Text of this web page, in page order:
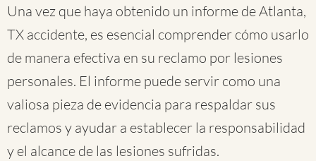
Una vez que haya obtenido un informe de Atlanta,
TX accidente, es esencial comprender cómo usarlo
de manera efectiva en su reclamo por lesiones
personales. El informe puede servir como una
valiosa pieza de evidencia para respaldar sus
reclamos y ayudar a establecer la responsabilidad
y el alcance de las lesiones sufridas.